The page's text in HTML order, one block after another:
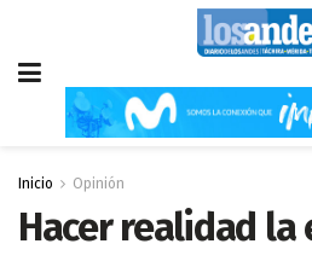
Inicio Opinión
Hacer realidad la